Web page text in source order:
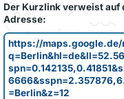
Der Kurzlink verweist auf
Adresse:
https://maps.google.de/
=Berlin&z=12